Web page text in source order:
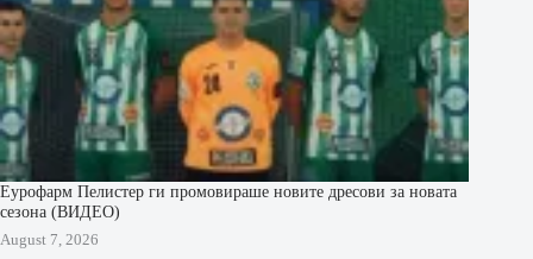
Еурофарм Пелистер ги промовираше новите дресови за новата
сезона (ВИДЕО)
August 7, 2026